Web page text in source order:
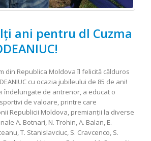
ani pentru dl Cuzma
din Republica Moldova îl felicită călduros
cu ocazia jubileului de 85 de ani!
îndelungate de antrenor, a educat o
de valoare, printre care
Republicii Moldova, premianţii la diverse
A. Botnari, N. Trohin, A. Balan, E.
T. Stanislavciuc, S. Cravcenco, S.